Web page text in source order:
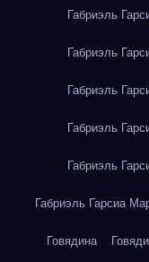
Габриэль
Габриэль
Габриэль
Габриэль
Габриэль
Габриэль Гарсиа
Говядина